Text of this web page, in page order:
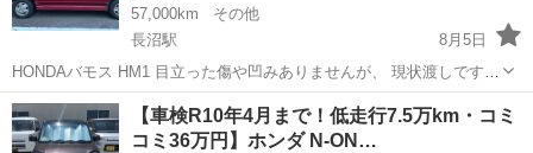
57,000km
その他
長沼駅
8月5日
HONDAバモス HM1 目立った傷や凹みありませんが、 現状渡しですの
で、現車確認して納得されてからご購入下さい。よろしくお願いしま
す。
静岡 静岡市 長沼駅 バモス
【車検R10年4月まで！低走行7.5万km・コミ
コミ36万円】ホンダ N-ON…